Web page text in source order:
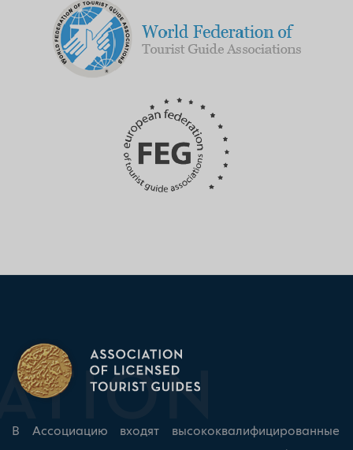
В Ассоциацию входят высококвалифицированные